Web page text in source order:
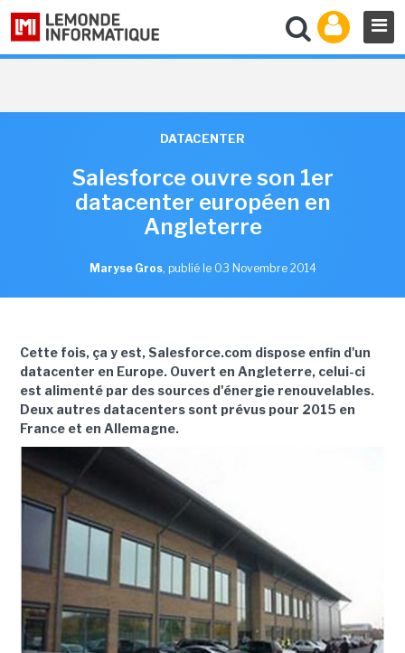
DATACENTER
Salesforce ouvre son 1er
datacenter européen en
Angleterre
Maryse Gros, publié le 03 Novembre 2014
Cette fois, ça y est, Salesforce.com dispose enfin d'un
datacenter en Europe. Ouvert en Angleterre, celui-ci
est alimenté par des sources d'énergie renouvelables.
Deux autres datacenters sont prévus pour 2015 en
France et en Allemagne.